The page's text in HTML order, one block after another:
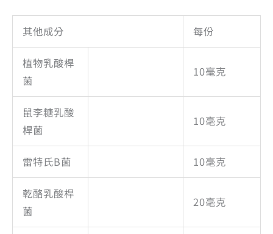
其他成分 每份
植物乳酸桿
菌
10毫克
鼠李糖乳酸
桿菌
10毫克
雷特氏B菌 10毫克
乾酪乳酸桿
菌
20毫克